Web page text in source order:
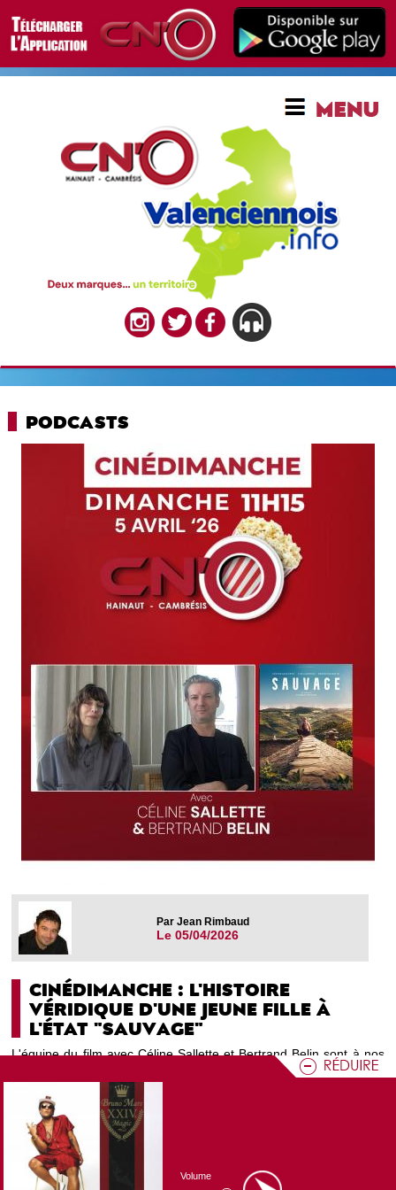
Volume
PODCASTS
Par Jean Rimbaud
Le 05/04/2026
CINÉDIMANCHE : L'HISTOIRE
VÉRIDIQUE D'UNE JEUNE FILLE À
L'ÉTAT "SAUVAGE"
L'équipe du film avec Céline Sallette et Bertrand Belin sont à nos
côtés pour évoquer ce film qui revient sur le choix d'une jeune
adolescente de partir vivre dans la nature dans les Cévennes.
Programme CN'O : Ciné Dimanche